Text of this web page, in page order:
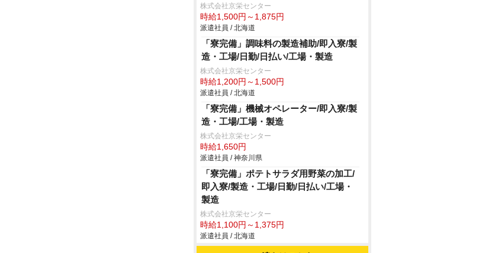
株式会社京栄センター
時給1,500円～1,875円
派遣社員 / 北海道
「寮完備」調味料の製造補助/即入寮/製
造・工場/日勤/日払い/工場・製造
株式会社京栄センター
時給1,200円～1,500円
派遣社員 / 北海道
「寮完備」機械オペレーター/即入寮/製
造・工場/工場・製造
株式会社京栄センター
時給1,650円
派遣社員 / 神奈川県
「寮完備」ポテトサラダ用野菜の加工/
即入寮/製造・工場/日勤/日払い/工場・
製造
株式会社京栄センター
時給1,100円～1,375円
派遣社員 / 北海道